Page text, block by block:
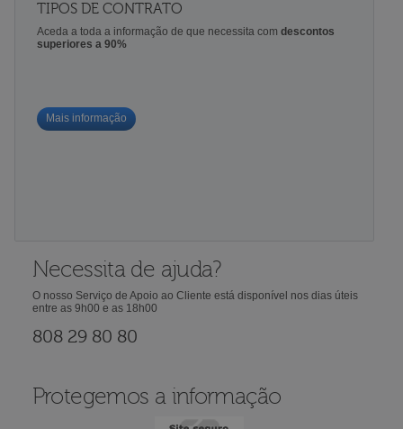
TIPOS DE CONTRATO
Aceda a toda a informação de que necessita com descontos
superiores a 90%
Mais informação
Necessita de ajuda?
O nosso Serviço de Apoio ao Cliente está disponível nos dias úteis
entre as 9h00 e as 18h00
808 29 80 80
Protegemos a informação